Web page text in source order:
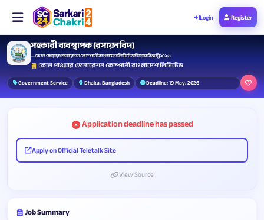
Login Register
সহকারী ব্যবস্থাপক (রসায়নবিদ)
— কোল পাওয়ার জেনারেশন কোম্পানী বাংলাদেশ লিমিটেড নিয়োগ বিজ্ঞপ্তি ২০২৬
কোল পাওয়ার জেনারেশন কোম্পানী বাংলাদেশ লিমিটেড
Government Service Dhaka, Bangladesh Deadline: 19 May, 2026
Application deadline has passed
Apply on Official Teletalk Site
View Source
Job Summary